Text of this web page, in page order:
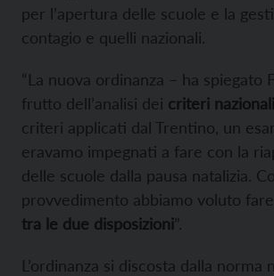
per l’apertura delle scuole e la
contagio e quelli nazionali.
“La nuova ordinanza – ha spiegato
frutto dell’analisi dei criteri nazionali
criteri applicati dal Trentino, un
eravamo impegnati a fare con la
delle scuole dalla pausa natalizia.
provvedimento abbiamo voluto
tra le due disposizioni”.
L’ordinanza si discosta dalla norma